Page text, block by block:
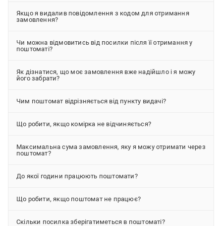
Якщо я видалив повідомлення з кодом для отримання
замовлення?
Чи можна відмовитись від посилки після її отримання у
поштоматі?
Як дізнатися, що моє замовлення вже надійшло і я можу
його забрати?
Чим поштомат відрізняється від пункту видачі?
Що робити, якщо комірка не відчиняється?
Максимальна сума замовлення, яку я можу отримати через
поштомат?
До якої години працюють поштомати?
Що робити, якщо поштомат не працює?
Скільки посилка зберігатиметься в поштоматі?